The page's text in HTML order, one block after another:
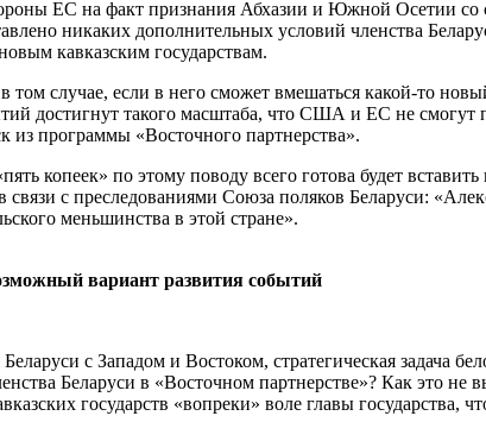
ЕС на факт признания Абхазии и Южной Осетии со
никаких дополнительных условий членства
кавказским государствам.
том случае, если в него сможет вмешаться какой-то
достигнут такого масштаба, что США и ЕС не
программы «Восточного партнерства».
копеек» по этому поводу всего готова будет
с преследованиями Союза поляков Беларуси:
меньшинства в этой стране».
вариант развития событий
с Западом и Востоком, стратегическая задача
Беларуси в «Восточном партнерстве»? Как это
государств «вопреки» воле главы государства,